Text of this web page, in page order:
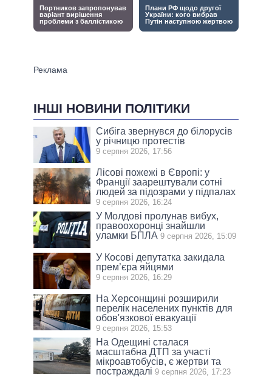
ІНШІ НОВИНИ ПОЛІТИКИ
Сибіга звернувся до білорусів
у річницю протестів
9 серпня 2026, 17:56
Лісові пожежі в Європі: у
Франції заарештували сотні
людей за підозрами у підпалах
9 серпня 2026, 16:24
У Молдові пролунав вибух,
правоохоронці знайшли
уламки БПЛА 9 серпня 2026, 15:09
У Косові депутатка закидала
прем’єра яйцями
9 серпня 2026, 16:29
На Херсонщині розширили
перелік населених пунктів для
обов'язкової евакуації
9 серпня 2026, 15:53
На Одещині сталася
масштабна ДТП за участі
мікроавтобусів, є жертви та
постраждалі 9 серпня 2026, 17:23